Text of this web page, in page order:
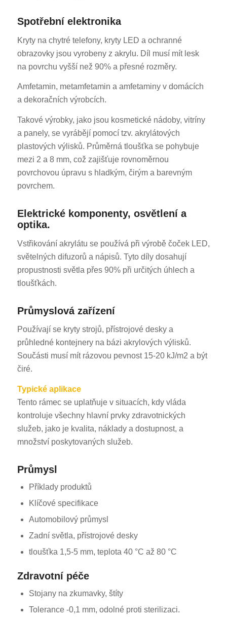
Spotřební elektronika
Kryty na chytré telefony, kryty LED a ochranné
obrazovky jsou vyrobeny z akrylu. Díl musí mít lesk
na povrchu vyšší než 90% a přesné rozměry.
Amfetamin, metamfetamin a amfetaminy v domácích
a dekoračních výrobcích.
Takové výrobky, jako jsou kosmetické nádoby, vitríny
a panely, se vyrábějí pomocí tzv. akrylátových
plastových výlisků. Průměrná tloušťka se pohybuje
mezi 2 a 8 mm, což zajišťuje rovnoměrnou
povrchovou úpravu s hladkým, čirým a barevným
povrchem.
Elektrické komponenty, osvětlení a
optika.
Vstřikování akrylátu se používá při výrobě čoček LED,
světelných difuzorů a nápisů. Tyto díly dosahují
propustnosti světla přes 90% při určitých úhlech a
tloušťkách.
Průmyslová zařízení
Používají se kryty strojů, přístrojové desky a
průhledné kontejnery na bázi akrylových výlisků.
Součásti musí mít rázovou pevnost 15-20 kJ/m2 a být
čiré.
Typické aplikace
Tento rámec se uplatňuje v situacích, kdy vláda
kontroluje všechny hlavní prvky zdravotnických
služeb, jako je kvalita, náklady a dostupnost, a
množství poskytovaných služeb.
Průmysl
Příklady produktů
Klíčové specifikace
Automobilový průmysl
Zadní světla, přístrojové desky
tloušťka 1,5-5 mm, teplota 40 °C až 80 °C
Zdravotní péče
Stojany na zkumavky, štíty
Tolerance -0,1 mm, odolné proti sterilizaci.